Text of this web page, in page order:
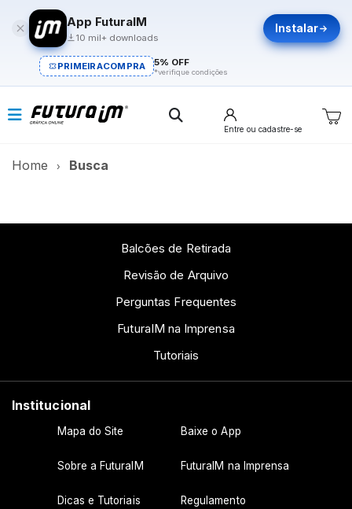
App FuturaIM
10 mil+ downloads
Instalar
PRIMEIRACOMPRA 5% OFF
*verifique condições
Entre ou cadastre-se
Home Busca
Balcões de Retirada
Revisão de Arquivo
Perguntas Frequentes
FuturaIM na Imprensa
Tutoriais
Institucional
Mapa do Site Baixe o App
Sobre a FuturaIM FuturaIM na Imprensa
Dicas e Tutoriais Regulamento